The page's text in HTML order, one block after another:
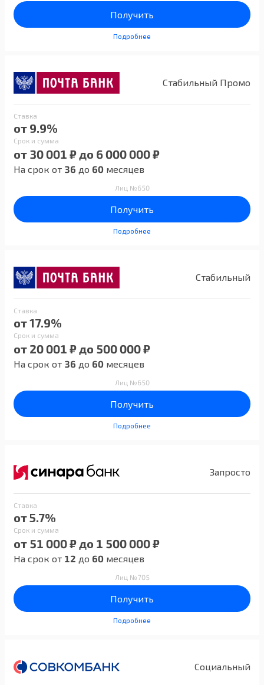
Получить
Подробнее
Стабильный Промо
Ставка
от 9.9%
Срок и сумма
от 30 001 ₽ до 6 000 000 ₽
На срок от 36 до 60 месяцев
Лиц №650
Получить
Подробнее
Стабильный
Ставка
от 17.9%
Срок и сумма
от 20 001 ₽ до 500 000 ₽
На срок от 36 до 60 месяцев
Лиц №650
Получить
Подробнее
Запросто
Ставка
от 5.7%
Срок и сумма
от 51 000 ₽ до 1 500 000 ₽
На срок от 12 до 60 месяцев
Лиц №705
Получить
Подробнее
Социальный